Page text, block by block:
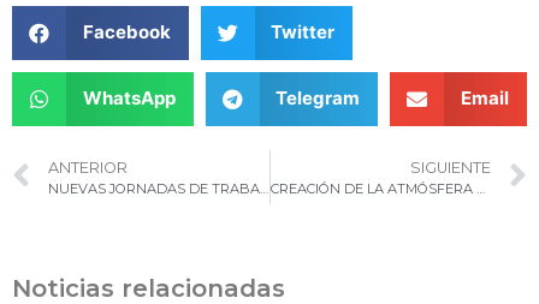
Facebook Twitter
WhatsApp Telegram Email
ANTERIOR
NUEVAS JORNADAS DE TRABAJO DEL PROYECTO CUARENTAGRI EN CABO VERDE
SIGUIENTE
CREACIÓN DE LA ATMÓSFERA PARA LA CRÍA Y ALMACENAMIENTO DE CRYPTOLAEMUS MONTROUZIERI EN CABO VERDE
Noticias relacionadas